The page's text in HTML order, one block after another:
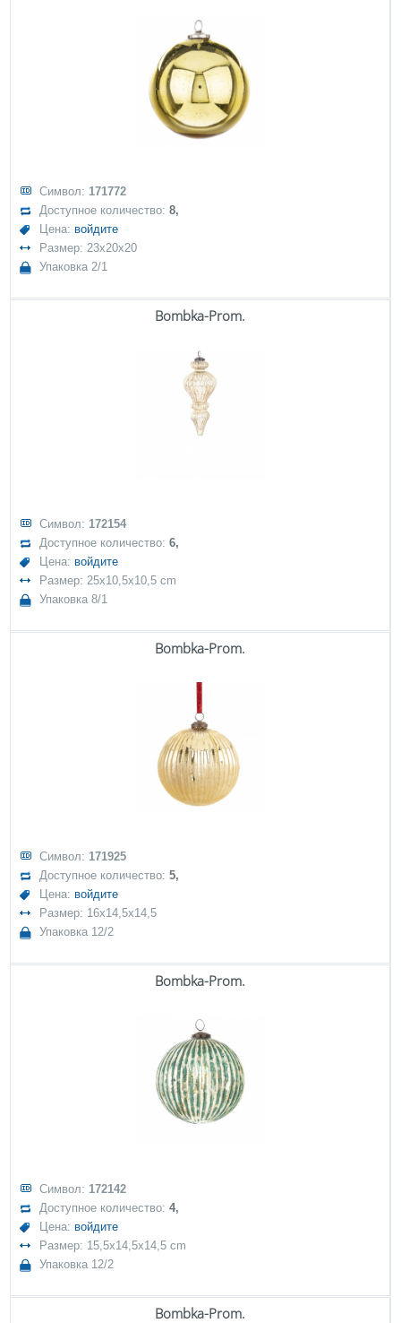
Символ: 171772
Доступное количество:8,
Цена: войдите
Размер: 23x20x20
Упаковка 2/1
Bombka-Prom.
Символ: 172154
Доступное количество:6,
Цена: войдите
Размер: 25x10,5x10,5 cm
Упаковка 8/1
Bombka-Prom.
Символ: 171925
Доступное количество:5,
Цена: войдите
Размер: 16x14,5x14,5
Упаковка 12/2
Bombka-Prom.
Символ: 172142
Доступное количество:4,
Цена: войдите
Размер: 15,5x14,5x14,5 cm
Упаковка 12/2
Bombka-Prom.